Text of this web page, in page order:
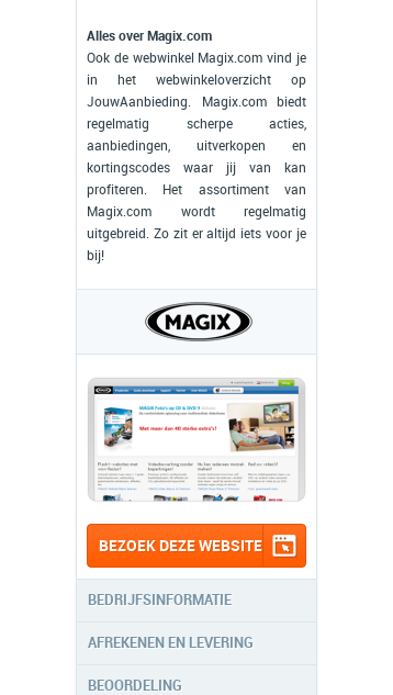
Alles over Magix.com
Ook de webwinkel Magix.com vind je
in het webwinkeloverzicht op
JouwAanbieding. Magix.com biedt
regelmatig scherpe acties,
aanbiedingen, uitverkopen en
kortingscodes waar jij van kan
profiteren. Het assortiment van
Magix.com wordt regelmatig
uitgebreid. Zo zit er altijd iets voor je
bij!
BEZOEK DEZE WEBSITE
BEDRIJFSINFORMATIE
AFREKENEN EN LEVERING
BEOORDELING